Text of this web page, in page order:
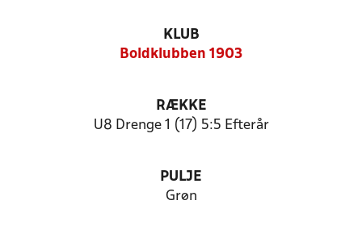
KLUB
Boldklubben 1903
RÆKKE
U8 Drenge 1 (17) 5:5 Efterår
PULJE
Grøn